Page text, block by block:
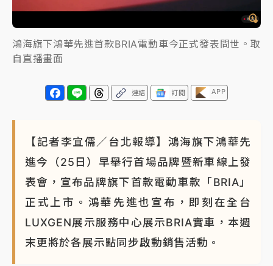
白海豚颱風解除海警 西南風來了！4縣市大雨特報、各
分析｜ 7月營收甫首破單月9000億元下半年續旺指
NBA｜ 傳奇名帥驚傳離世！曾以「瘋狂籃球」震撼聯
鴻海旗下鴻華先進首款BRIA電動車今正式發表問世。取
自直播畫面
連結 訂閱 APP
【記者李宜儒／台北報導】鴻海旗下鴻華先
進今（25日）早舉行首場品牌暨新車線上發
表會，宣布品牌旗下首款電動車款「BRIA」
正式上市。鴻華先進也宣布，即刻在全台
LUXGEN展示服務中心展示BRIA實車，本週
末更將於各展示點同步啟動銷售活動。